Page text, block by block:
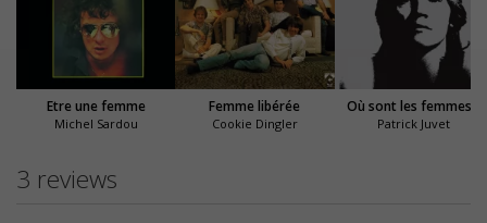
Etre une femme
Michel Sardou
Femme libérée
Cookie Dingler
Où sont les femmes ?
Patrick Juvet
3 reviews